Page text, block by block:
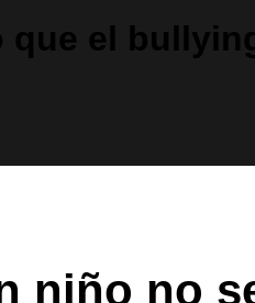
que el
niño no